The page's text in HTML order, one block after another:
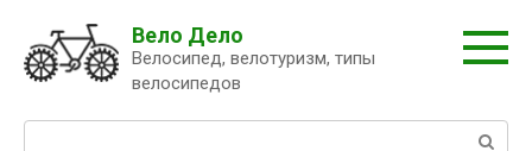
контенту
Вело Дело
Велосипед, велотуризм, типы
велосипедов